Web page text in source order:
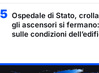
5 Ospedale di Stato,
gli ascensori si
sulle condizioni